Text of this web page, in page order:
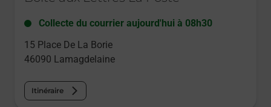
Collecte du courrier aujourd'hui à 08h30
15 Place De La Borie
46090 Lamagdelaine
Itinéraire